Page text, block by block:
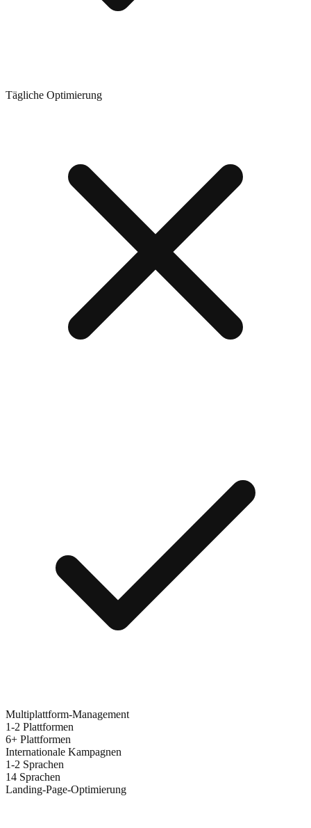
Tägliche Optimierung
Multiplattform-Management
1-2 Plattformen
6+ Plattformen
Internationale Kampagnen
1-2 Sprachen
14 Sprachen
Landing-Page-Optimierung